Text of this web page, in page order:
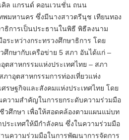
คิล แกรนด์ คอนเวนชั่น ถนน
พมหานคร ซึ่งมีนางสาวตรีนุช เทียนทอง
ธิการเป็นประธานในพิธี พิธีลงนาม
ระหว่างกระทรวงศึกษาธิการ โดย
กษากับเครือข่าย 5 สภา อันได้แก่ –
ตสาหกรรมแห่งประเทศไทย – สภา
าอุตสาหกรรมการท่องเที่ยวแห่ง
รษฐกิจและสังคมแห่งประเทศไทย โดย
ความสำคัญในการยกระดับความร่วมมือ
วศึกษา เพื่อให้สอดคล้องตามแผนแม่บท
ระเทศให้มีกำลังคน ซึ่งในความร่วมมือ
นความร่วมมือในการพัฒนาการจัดการ